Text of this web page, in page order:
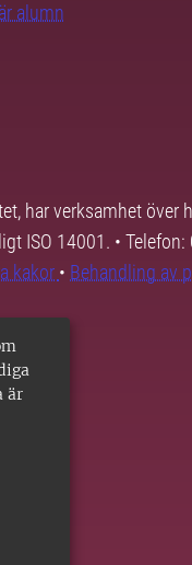
är
är alumn
har verksamhet över
ISO 14001. •
kakor • Behandling av